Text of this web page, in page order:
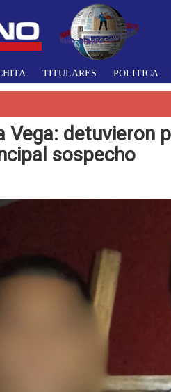
TITULARES POLITICA
Vega: detuvieron
sospecho